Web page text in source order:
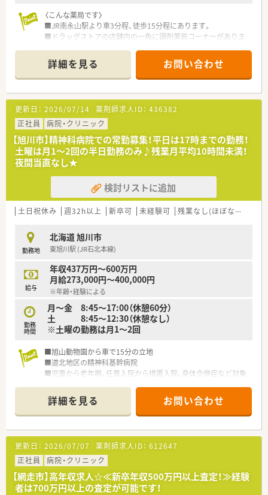
〈こんな薬局です〉
■JR南永山駅より車3分程、徒歩15分程にあります。
■ドラッグストアの店舗内の一角に調剤薬局コーナーがありま
薬局内は明るく落ち着いた雰囲気で、待合スペースには、フリ
ードリンクや血圧計なども設置されています。
■処方せんの内容は近隣の内科・小児科クリニックからの処方せ
んや面対応メインに対応しています。様々な処方せんに対応し
ている他、第１類や要指導医薬品の販売は調剤室にて行っていま
すので、OTC薬の知識を習得し、業務の幅を広げていくこともで
きます。
・・＊ 企業の特徴 ＊・・
■北海道に本社を置く大手ドラッグストアチェーンです。
売上はグループ全体で4,000億円超、店舗数も1,200店舗超、子
会社含むグループ全体では2,000店舗超の以上東証プライム上場
企業で、福利厚生は業界内でもトップクラスの水準です。
■お客様にとって一番身近なトータルヘルスケアステーション
を目指しています。
える制度が整っています。
■多彩な教育システム！
教育体制に関しては「新入社員研修」の他に基礎固めの「薬剤
師新入社員研修」等、様々な研修制度があります。
自宅学習が可能なe-ラーニング講座、本人のキャリアアップの
ための通信教育等、豊富な研修システムがあります。
詳細を見る お問い合わせ
更新日： 2026/07/14 薬剤師求人ID： 436382
正社員
病院・クリニック
【旭川市】精神科病院での常勤募集！平日は17時までの勤務！
土曜は月1～2回の半日勤務のみ♪残業月平均10時間未満！
夜間当直なし★
検討リストに追加
土日祝休み 週32h以上 新卒可 未経験可 残業なし(ほぼなし含む)
勤務地
北海道 旭川市
東旭川駅 (JR石北本線)
給与
年収437万円～600万円
月給273,000円～400,000円
※年齢・経験による
勤務
時間
月～金 8:45～17:00（休憩60分）
土 8:45～12:30（休憩なし）
※土曜の勤務は月1～2回
■旭山動物園から車で15分の立地
■道北地区の精神科基幹病院
■児童から老年期、任意入院から措置入院、身体合併症など対象
■入院症例は認知症、統合失調症、気分障害、物質依存など幅広
い疾患をカバー
■調剤機器も錠剤・散剤の自動分包機等も完備
■検薬システム等の他の医療機関では導入実績が少ない機器も
取り入れております
詳細を見る お問い合わせ
更新日： 2026/07/07 薬剤師求人ID： 612647
正社員
病院・クリニック
【網走市】高年収求人☆≪新卒年収500万円以上査定！≫経験
者は700万円以上の査定が可能です！